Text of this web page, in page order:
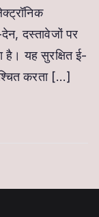
दस्तावेजों पर
है। यह सुरक्षित ई-
करता […]